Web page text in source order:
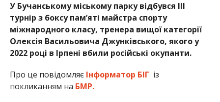
У Бучанському міському парку відбувся III
турнір з боксу пам’яті майстра спорту
міжнародного класу, тренера вищої категорії
Олексія Васильовича Джунківського, якого у
2022 році в Ірпені вбили російські окупанти.
Про це повідомляє Інформатор БІГ із
покликанням на БМР.